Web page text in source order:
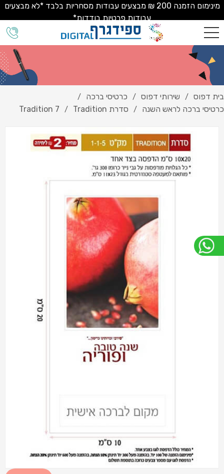
מינימום הזמנה 200 ₪ מבצעים עבודות מסחריות בלבד *לא מבצעים
עבודות פרטיות בודדות*
בית דפוס / שירותי דפוס / כרטיסי ברכה /
כרטיסי ברכה לראש השנה / סדרת Tradition /
Tradition 7